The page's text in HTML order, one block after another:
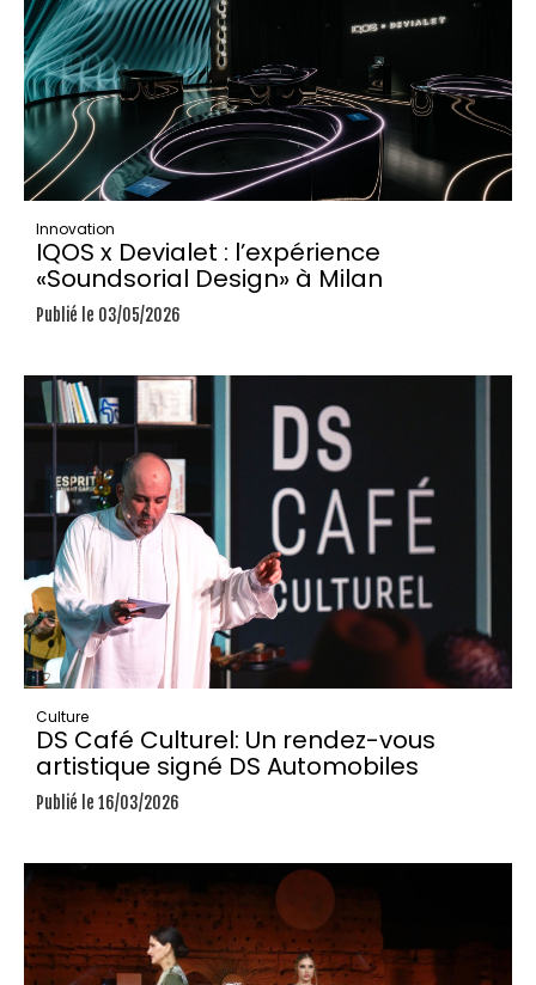
Innovation
IQOS x Devialet : l’expérience
«Soundsorial Design» à Milan
Publié le 03/05/2026
Culture
DS Café Culturel: Un rendez-vous
artistique signé DS Automobiles
Publié le 16/03/2026